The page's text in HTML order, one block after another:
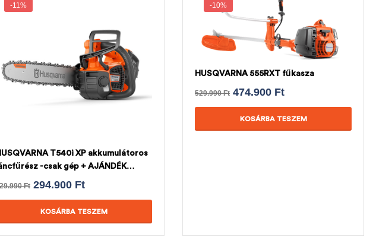
-11%
T540i XP akkumulátoros
-csak gép + AJÁNDÉK
Ft 294.900 Ft
KOSÁRBA TESZEM
-10%
HUSQVARNA 555RXT fűkasza
529.990Ft 474.900 Ft
KOSÁRBA TESZEM